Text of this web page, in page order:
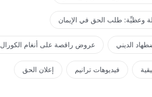
وعظيِّة: طلب الحق في الإيمان
الديني عروض راقصة على أنغام الكورال
فيديوهات ترانيم إعلان الحق